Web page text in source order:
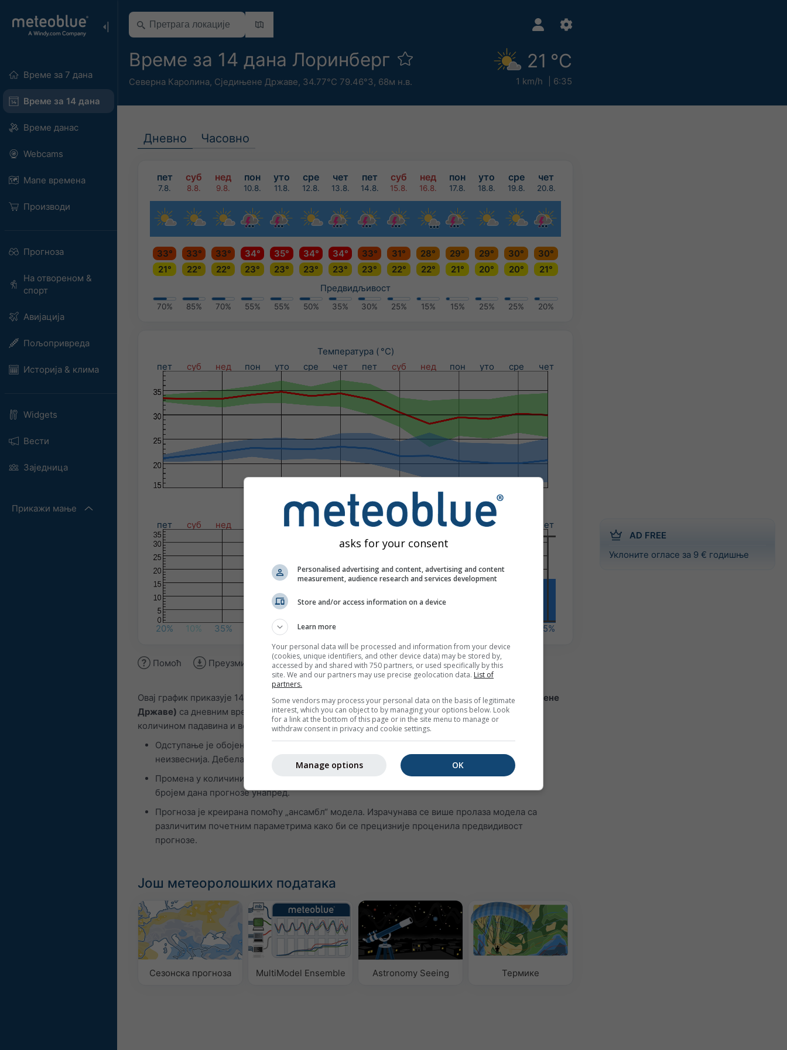
Време за 7 дана
Време за 14 дана
Време данас
Webcams
Мапе времена
Производи
Прогноза
На отвореном &
спорт
Авијација
Пољопривреда
Историја & клима
Widgets
Вести
Заједница
Прикажи мање
Време за 14 дана Лоринберг
Северна Каролина, Сједињене Државе, 34.77°С 79.46°З, 68м н.в.
21 °C
1 km/h 6:35
AD FREE
Уклоните огласе за 9 € годишње
Дневно Часовно
пет суб нед пон уто сре чет пет суб нед пон уто сре чет
7.8. 8.8. 9.8. 10.8. 11.8. 12.8. 13.8. 14.8. 15.8. 16.8. 17.8. 18.8. 19.8. 20.8.
33° 33° 33° 34° 35° 34° 34° 33° 31° 28° 29° 29° 30°
30°
21°
22° 22° 23° 23° 23° 23° 23° 22° 22° 21° 20° 20°
21°
Предвидљивост
70% 85% 70% 55% 55% 50% 35% 30% 25% 15% 15% 25% 25% 20%
Температура ( °C)
пет
суб нед пон уто сре чет пет суб нед пон уто сре чет
Падавине (мм) / Вероватноћа падавина (%)
пет
суб нед уто сре чет пет суб нед пон уто чет
20% 10% 35% 20% 50% 55% 55%
Помоћ Преузми слику
Овај график приказује 14-дневни временски тренд заЛоринберг (Северна Каролина, Сједињене
Државе) са дневним временским симболима, минималним и максималним температурама,
количином падавина и вероватноћом.
Одступање је обојено унутар графика температуре. Што су осцилације јаче, прогноза је
неизвеснија. Дебела линија представља највероватнији тренд.
Промена у количини падавина приказана је словом „T“. Те неизвесности обично расту са
бројем дана прогнозе унапред.
Прогноза је креирана помоћу „ансамбл“ модела. Израчунава се више пролаза модела са
различитим почетним параметрима како би се прецизније проценила предвидивост
прогнозе.
Још метеоролошких података
Сезонска прогноза MultiModel Ensemble Astronomy Seeing Термике
asks for your consent
Personalised advertising and content, advertising and content
measurement, audience research and services development
Store and/or access information on a device
Learn more
Your personal data will be processed and information from your device
(cookies, unique identifiers, and other device data) may be stored by,
accessed by and shared with 750 partners, or used specifically by this
site. We and our partners may use precise geolocation data. List of
partners.
Some vendors may process your personal data on the basis of legitimate
interest, which you can object to by managing your options below. Look
for a link at the bottom of this page or in the site menu to manage or
withdraw consent in privacy and cookie settings.
OK
Manage options